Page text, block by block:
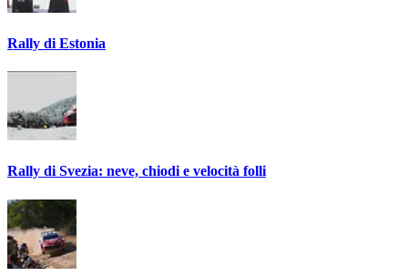
Rally di Estonia
Rally di Svezia: neve, chiodi e velocità folli